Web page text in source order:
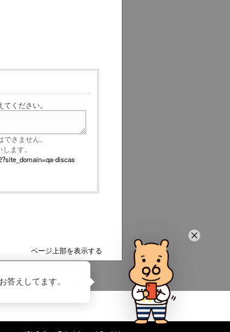
ください。
きません。
ます。
discas
ページ上部を表示する
答えしてます。